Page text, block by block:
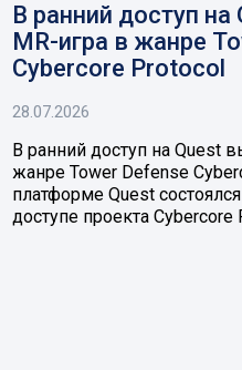
В ранний доступ
MR-игра в жанре
Cybercore Protocol
28.07.2026
В ранний доступ на Quest
жанре Tower Defense
платформе Quest
доступе проекта